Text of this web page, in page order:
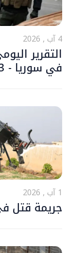
4 آب , 2026
التقرير
في سوريا - 3 أغسطس 2026
1 آب , 2026
جريمة قتل